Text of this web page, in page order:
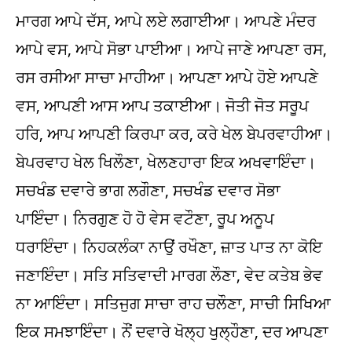
ਮਾਰਗ ਆਪੇ ਦੱਸ, ਆਪੇ ਲਏ ਲਗਾਈਆ। ਆਪਣੇ ਮੰਦਰ
ਆਪੇ ਵਸ, ਆਪੇ ਸੋਭਾ ਪਾਈਆ। ਆਪੇ ਜਾਣੇ ਆਪਣਾ ਰਸ,
ਰਸ ਰਸੀਆ ਸਾਚਾ ਮਾਹੀਆ। ਆਪਣਾ ਆਪੇ ਹੋਏ ਆਪਣੇ
ਵਸ, ਆਪਣੀ ਆਸ ਆਪ ਤਕਾਈਆ। ਜੋਤੀ ਜੋਤ ਸਰੂਪ
ਹਰਿ, ਆਪ ਆਪਣੀ ਕਿਰਪਾ ਕਰ, ਕਰੇ ਖੇਲ ਬੇਪਰਵਾਹੀਆ।
ਬੇਪਰਵਾਹ ਖੇਲ ਖਿਲੌਣਾ, ਖੇਲਣਹਾਰਾ ਇਕ ਅਖਵਾਇੰਦਾ।
ਸਚਖੰਡ ਦਵਾਰੇ ਭਾਗ ਲਗੌਣਾ, ਸਚਖੰਡ ਦਵਾਰ ਸੋਭਾ
ਪਾਇੰਦਾ। ਨਿਰਗੁਣ ਹੋ ਹੋ ਵੇਸ ਵਟੌਣਾ, ਰੂਪ ਅਨੂਪ
ਧਰਾਇੰਦਾ। ਨਿਹਕਲੰਕਾ ਨਾਉਂ ਰਖੌਣਾ, ਜ਼ਾਤ ਪਾਤ ਨਾ ਕੋਇ
ਜਣਾਇੰਦਾ। ਸਤਿ ਸਤਿਵਾਦੀ ਮਾਰਗ ਲੌਣਾ, ਵੇਦ ਕਤੇਬ ਭੇਵ
ਨਾ ਆਇੰਦਾ। ਸਤਿਜੁਗ ਸਾਚਾ ਰਾਹ ਚਲੌਣਾ, ਸਾਚੀ ਸਿਖਿਆ
ਇਕ ਸਮਝਾਇੰਦਾ। ਨੌਂ ਦਵਾਰੇ ਖੋਲ੍ਹ ਖੁਲ੍ਹੌਣਾ, ਦਰ ਆਪਣਾ